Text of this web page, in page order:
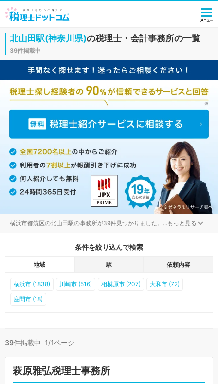
北山田駅(神奈川県)の税理士・会計事務所の一覧
39件掲載中
横浜市都筑区の北山田駅の事務所が39件見つかりました。 ...もっと見る
条件を絞り込んで検索
地域 駅 依頼内容
横浜市 (1838) 川崎市 (516) 相模原市 (207) 大和市 (72)
座間市 (18)
39件掲載中 1/1ページ
萩原雅弘税理士事務所